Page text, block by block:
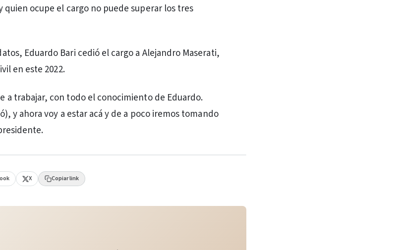
quien ocupe el cargo no puede superar los tres
Eduardo Bari cedió el cargo a Alejandro Maserati,
en este 2022.
a trabajar, con todo el conocimiento de Eduardo.
y ahora voy a estar acá y de a poco iremos tomando
X Copiar link